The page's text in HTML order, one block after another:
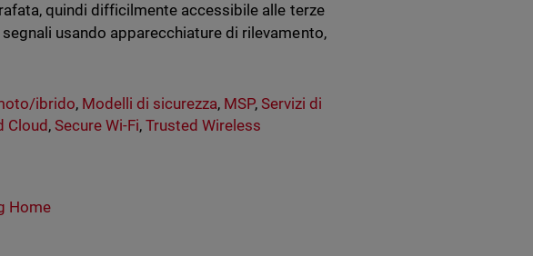
quindi difficilmente accessibile alle terze
usando apparecchiature di rilevamento,
ibrido, Modelli di sicurezza, MSP, Servizi di
Cloud, Secure Wi-Fi,Trusted Wireless
Home